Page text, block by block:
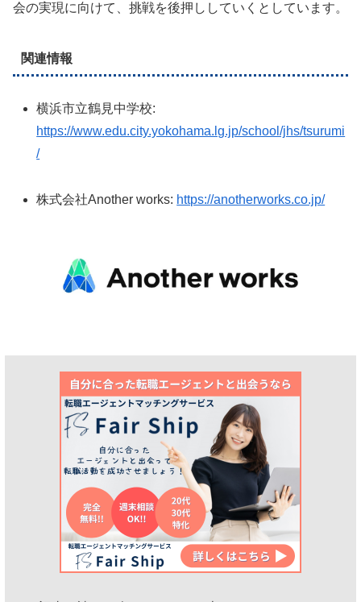
会の実現に向けて、挑戦を後押ししていくとしています。
関連情報
横浜市立鶴見中学校:
https://www.edu.city.yokohama.lg.jp/school/jhs/tsurumi
/
株式会社Another works: https://anotherworks.co.jp/